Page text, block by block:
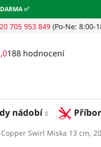
✅
705 953 849 (Po-Ne: 8:00-
Průměrné
5,0
z
5
hvězdiček.
188 hodnocení
nádobí
Copper Swirl Miska 13 cm,